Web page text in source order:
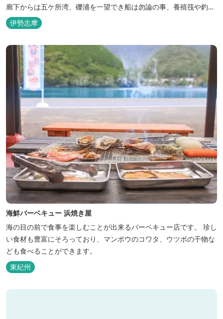
廊下からは五ケ所湾、礫浦を一望でき船は勿論の事、養殖筏や釣り
堀筏などみる事ができます。 当館一押しのお部屋【大島】からは太
平洋を一望。マグロの養殖筏、夜には漁師さん達の船の光がみえ対
伊勢志摩
海鮮バーベキュー 浜焼き屋
海の目の前で食事を楽しむことが出来るバーベキュー店です。 珍し
い食材も豊富にそろっており、マンボウのコワタ、ウツボの干物な
ども食べることができます。
東紀州